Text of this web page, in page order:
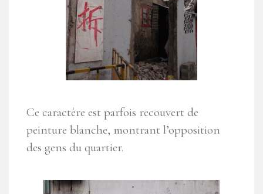
Ce caractère est parfois recouvert de
peinture blanche, montrant l’opposition
des gens du quartier.